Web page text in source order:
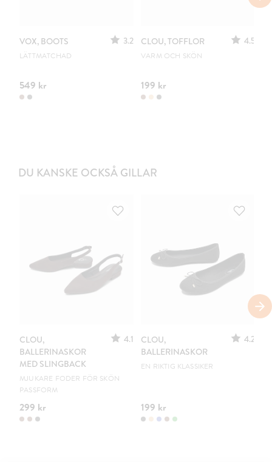
VOX, BOOTS 3.2
LÄTTMATCHAD
549 kr
CLOU, TOFFLOR 4.5
VARM OCH SKÖN
199 kr
DU KANSKE OCKSÅ GILLAR
CLOU,
BALLERINASKOR
MED SLINGBACK
4.1
MJUKARE FODER FÖR SKÖN
PASSFORM
299 kr
CLOU,
BALLERINASKOR
4.2
EN RIKTIG KLASSIKER
199 kr